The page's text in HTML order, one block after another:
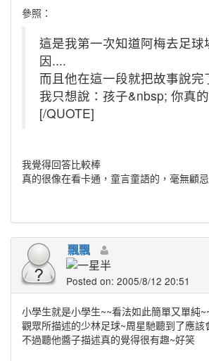
參照：
這是我第一次知道阿梅去足球
因....
而且他在這一段就把故事說完
我只想說：孩子&nbsp; 你真
[/QUOTE]
我覺得回答比較棒
真的很像在看卡通，童言童語的，毫無顧忌
飄飄
Posted on: 2005/8/12 20:51
小學生就是小學生~~看法如此簡單又單純
觀眾所描述的少林足球~周星馳聽到了應該
不過聽他醬子描述真的覺得很有趣~好笑